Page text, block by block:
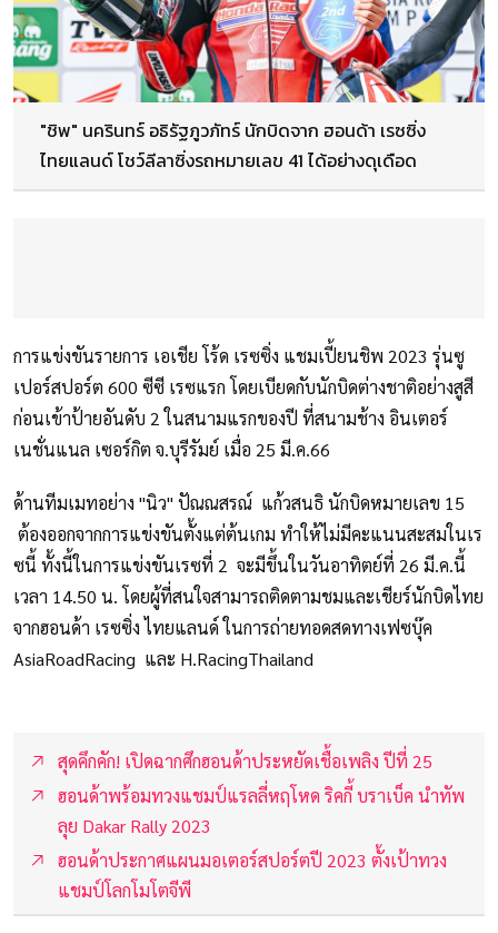
"ชิพ" นครินทร์ อธิรัฐภูวภัทร์ นักบิดจาก ฮอนด้า เรซซิ่ง
ไทยแลนด์ โชว์ลีลาซิ่งรถหมายเลข 41 ได้อย่างดุเดือด
การแข่งขันรายการ เอเชีย โร้ด เรซซิ่ง แชมเปี้ยนชิพ 2023 รุ่นซู
เปอร์สปอร์ต 600 ซีซี เรซแรก โดยเบียดกับนักบิดต่างชาติอย่างสูสี
ก่อนเข้าป้ายอันดับ 2 ในสนามแรกของปี ที่สนามช้าง อินเตอร์
เนชั่นแนล เซอร์กิต จ.บุรีรัมย์ เมื่อ 25 มี.ค.66
ด้านทีมเมทอย่าง "นิว" ปัณณสรณ์ แก้วสนธิ นักบิดหมายเลข 15
ต้องออกจากการแข่งขันตั้งแต่ต้นเกม ทำให้ไม่มีคะแนนสะสมในเร
ซนี้ ทั้งนี้ในการแข่งขันเรซที่ 2 จะมีขึ้นในวันอาทิตย์ที่ 26 มี.ค.นี้
เวลา 14.50 น. โดยผู้ที่สนใจสามารถติดตามชมและเชียร์นักบิดไทย
จากฮอนด้า เรซซิ่ง ไทยแลนด์ ในการถ่ายทอดสดทางเฟซบุ๊ค
AsiaRoadRacing และ H.RacingThailand
สุดคึกคัก! เปิดฉากศึกฮอนด้าประหยัดเชื้อเพลิง ปีที่ 25
ฮอนด้าพร้อมทวงแชมป์แรลลี่หฤโหด ริคกี้ บราเบ็ค นำทัพ
ลุย Dakar Rally 2023
ฮอนด้าประกาศแผนมอเตอร์สปอร์ตปี 2023 ตั้งเป้าทวง
แชมป์โลกโมโตจีพี